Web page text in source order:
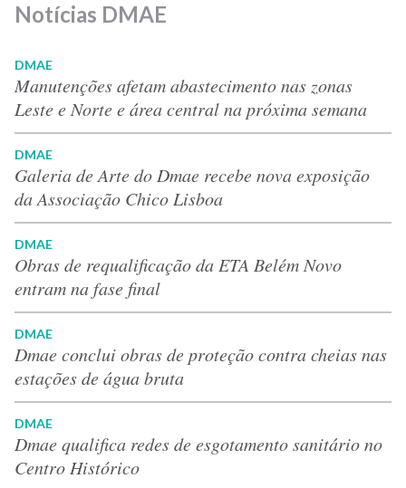
Notícias DMAE
DMAE
Manutenções afetam abastecimento nas zonas
Leste e Norte e área central na próxima semana
DMAE
Galeria de Arte do Dmae recebe nova exposição
da Associação Chico Lisboa
DMAE
Obras de requalificação da ETA Belém Novo
entram na fase final
DMAE
Dmae conclui obras de proteção contra cheias nas
estações de água bruta
DMAE
Dmae qualifica redes de esgotamento sanitário no
Centro Histórico